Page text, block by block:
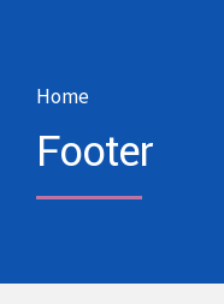
Home
Footer